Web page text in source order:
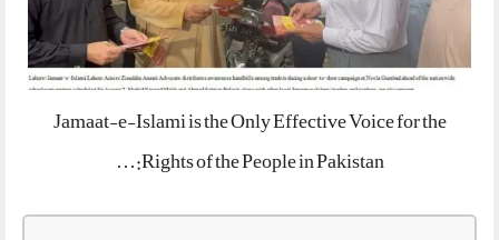
Jamaat-e-Islami is the Only Effective Voice for the
Rights of the People in Pakistan:…